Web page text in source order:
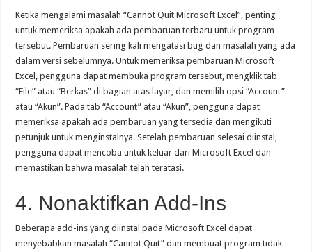
Ketika mengalami masalah “Cannot Quit Microsoft Excel”, penting
untuk memeriksa apakah ada pembaruan terbaru untuk program
tersebut. Pembaruan sering kali mengatasi bug dan masalah yang ada
dalam versi sebelumnya. Untuk memeriksa pembaruan Microsoft
Excel, pengguna dapat membuka program tersebut, mengklik tab
“File” atau “Berkas” di bagian atas layar, dan memilih opsi “Account”
atau “Akun”. Pada tab “Account” atau “Akun”, pengguna dapat
memeriksa apakah ada pembaruan yang tersedia dan mengikuti
petunjuk untuk menginstalnya. Setelah pembaruan selesai diinstal,
pengguna dapat mencoba untuk keluar dari Microsoft Excel dan
memastikan bahwa masalah telah teratasi.
4. Nonaktifkan Add-Ins
Beberapa add-ins yang diinstal pada Microsoft Excel dapat
menyebabkan masalah “Cannot Quit” dan membuat program tidak